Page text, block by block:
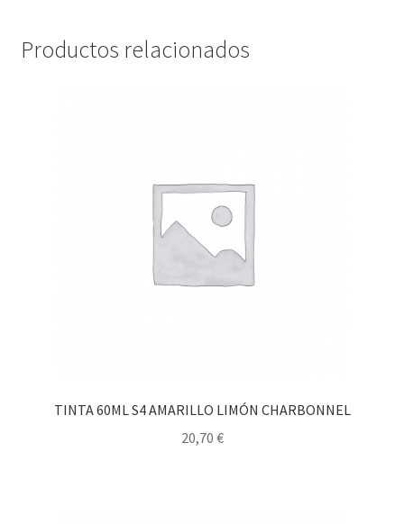
Productos relacionados
TINTA 60ML S4 AMARILLO LIMÓN CHARBONNEL
20,70 €